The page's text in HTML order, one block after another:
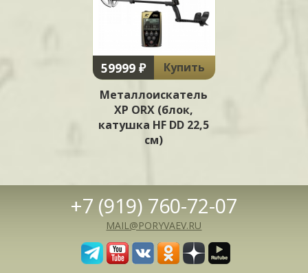
59999 ₽
Купить
Металлоискатель
XP ORX (блок,
катушка HF DD 22,5
см)
+7 (919) 760-72-07
MAIL@PORYVAEV.RU